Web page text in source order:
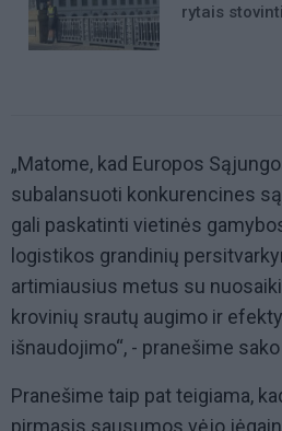
rytais
„Matome, kad Europos
subalansuoti konkurencines
gali paskatinti vietinės
logistikos grandinių
artimiausius metus su
krovinių srautų augimo ir
išnaudojimo“, - pranešime
Pranešime taip pat teigiama,